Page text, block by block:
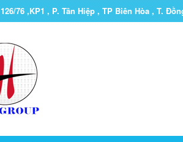
126/76 ,KP1 , P. Tân Hiệp , TP Biên Hòa , T.